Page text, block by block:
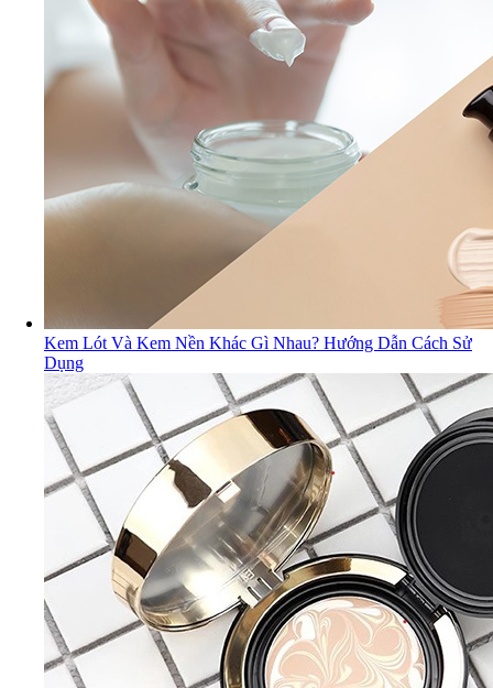
Kem Lót Và Kem Nền Khác Gì Nhau? Hướng Dẫn Cách Sử
Dụng